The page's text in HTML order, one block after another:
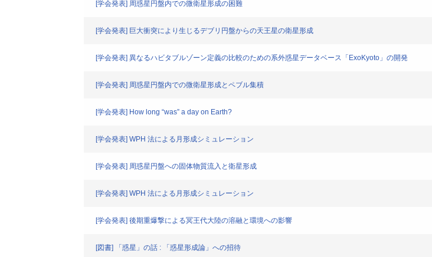
[学会発表] 周惑星円盤内での微衛星形成の困難
[学会発表] 巨大衝突により生じるデブリ円盤からの天王星の衛星形成
[学会発表] 異なるハビタブルゾーン定義の比較のための系外惑星データベース「ExoKyoto」の開発
[学会発表] 周惑星円盤内での微衛星形成とペブル集積
[学会発表] How long “was” a day on Earth?
[学会発表] WPH 法による月形成シミュレーション
[学会発表] 周惑星円盤への固体物質流入と衛星形成
[学会発表] WPH 法による月形成シミュレーション
[学会発表] 後期重爆撃による冥王代大陸の溶融と環境への影響
[図書] 「惑星」の話 : 「惑星形成論」への招待